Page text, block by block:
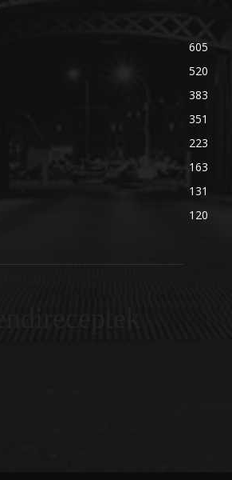
605
520
383
351
223
163
131
120